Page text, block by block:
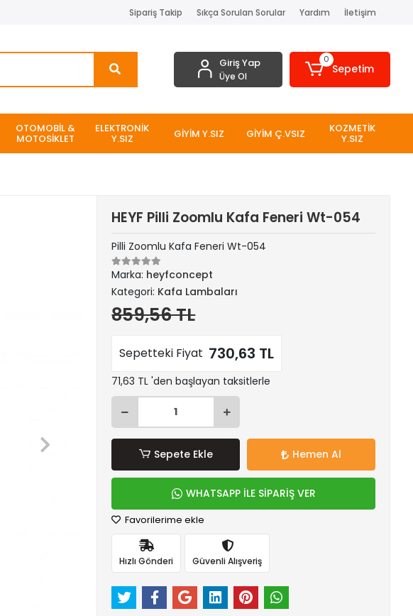
Sipariş Takip Sıkça Sorulan Sorular Yardım İletişim
Giriş Yap
Üye Ol
0
Sepetim
OTOMOBİL &
MOTOSİKLET
ELEKTRONİK
Y.SIZ GİYİM Y.SIZ GİYİM Ç.VSIZ KOZMETİK
Y.SIZ
HEYF Pilli Zoomlu Kafa Feneri Wt-054
Pilli Zoomlu Kafa Feneri Wt-054
Marka: heyfconcept
Kategori: Kafa Lambaları
859,56 TL
Sepetteki Fiyat 730,63 TL
71,63 TL 'den başlayan taksitlerle
Sepete Ekle Hemen Al
WHATSAPP İLE SİPARİŞ VER
Favorilerime ekle
Hızlı Gönderi Güvenli Alışveriş